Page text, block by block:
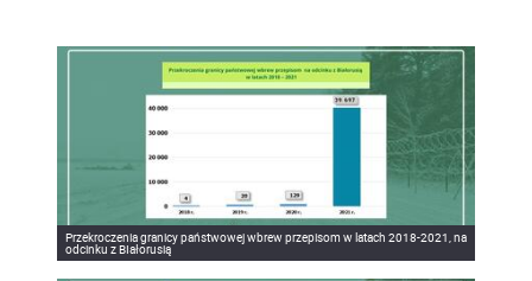
Przekroczenia granicy państwowej wbrew przepisom w latach 2018-2021, na
odcinku z BIałorusią